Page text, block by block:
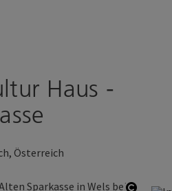
Haus -
Österreich